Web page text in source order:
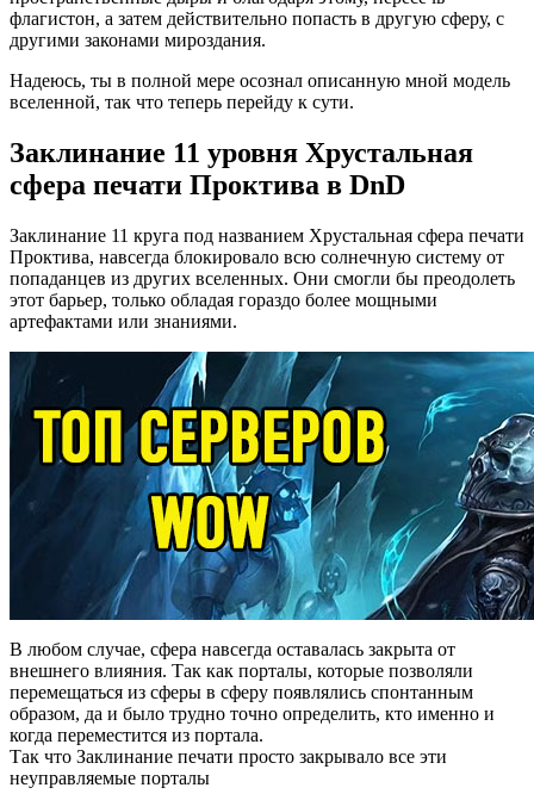
флагистон, а затем действительно попасть в другую сферу, с
другими законами мироздания.
Надеюсь, ты в полной мере осознал описанную мной модель
вселенной, так что теперь перейду к сути.
Заклинание 11 уровня Хрустальная
сфера печати Проктива в DnD
Заклинание 11 круга под названием Хрустальная сфера печати
Проктива, навсегда блокировало всю солнечную систему от
попаданцев из других вселенных. Они смогли бы преодолеть
этот барьер, только обладая гораздо более мощными
артефактами или знаниями.
В любом случае, сфера навсегда оставалась закрыта от
внешнего влияния. Так как порталы, которые позволяли
перемещаться из сферы в сферу появлялись спонтанным
образом, да и было трудно точно определить, кто именно и
когда переместится из портала.
Так что Заклинание печати просто закрывало все эти
неуправляемые порталы